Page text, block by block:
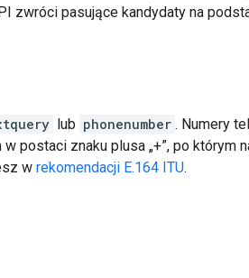
zwróci pasujące kandydaty na
lub phonenumber . Numery
postaci znaku plusa „+”, po którym
w rekomendacji E.164 ITU.